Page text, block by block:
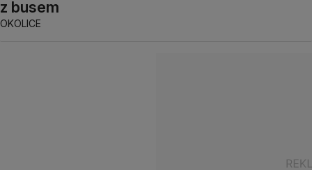
z busem
OKOLICE